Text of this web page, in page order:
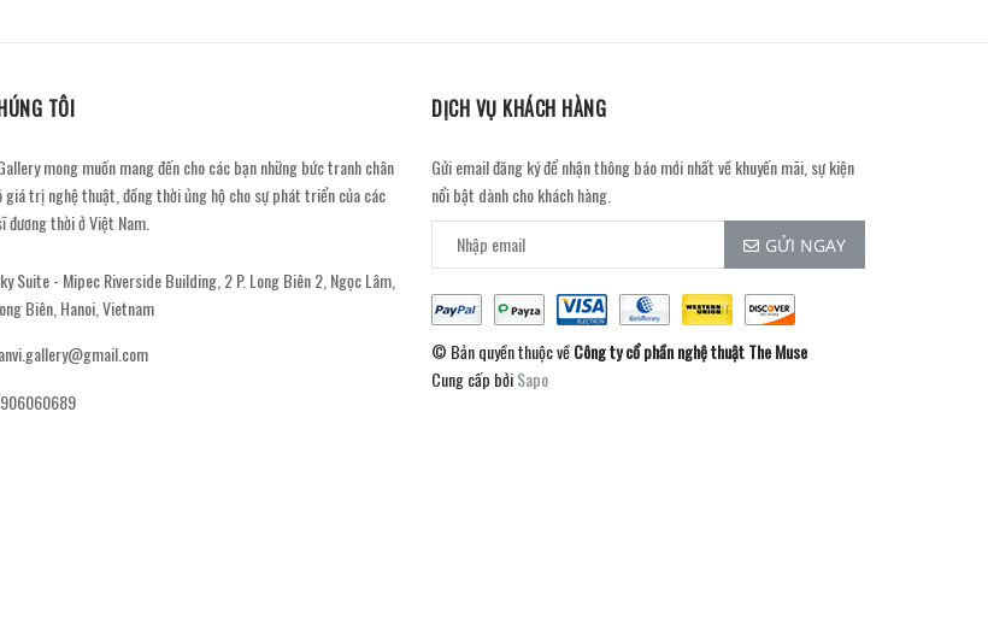
TÔI
mong muốn mang đến cho các bạn những bức tranh chân
giá trị nghệ thuật, đồng thời ủng hộ cho sự phát triển của các
đương thời ở Việt Nam.
Suite - Mipec Riverside Building, 2 P. Long Biên 2, Ngọc Lâm,
Biên, Hanoi, Vietnam
DỊCH VỤ KHÁCH HÀNG
Gửi email đăng ký để nhận thông báo mới nhất về khuyến mãi, sự kiện
nổi bật dành cho khách hàng.
GỬI NGAY
© Bản quyền thuộc vềCông ty cổ phần nghệ thuật The Muse
Cung cấp bởiSapo